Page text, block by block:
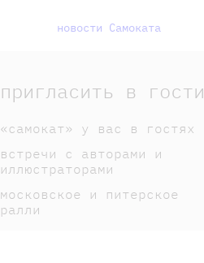
новости Самоката
пригласить в гости
«самокат» у вас в гостях
встречи с авторами и
иллюстраторами
московское и питерское
ралли